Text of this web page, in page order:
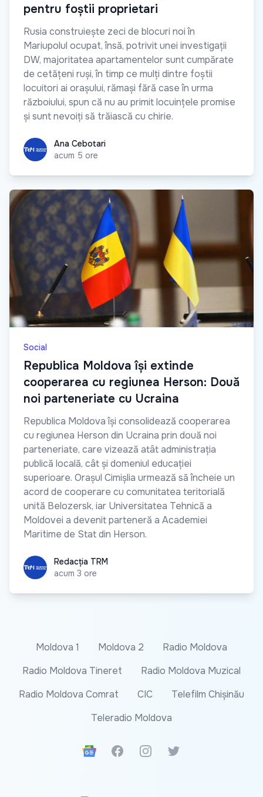
pentru foștii proprietari
Rusia construiește zeci de blocuri noi în
Mariupolul ocupat, însă, potrivit unei investigații
DW, majoritatea apartamentelor sunt cumpărate
de cetățeni ruși, în timp ce mulți dintre foștii
locuitori ai orașului, rămași fără case în urma
războiului, spun că nu au primit locuințele promise
și sunt nevoiți să trăiască cu chirie.
Ana CebotariAna Cebotari
acum 5 ore
Social
Republica Moldova își extinde
cooperarea cu regiunea Herson: Două
noi parteneriate cu Ucraina
Republica Moldova își consolidează cooperarea
cu regiunea Herson din Ucraina prin două noi
parteneriate, care vizează atât administrația
publică locală, cât și domeniul educației
superioare. Orașul Cimișlia urmează să încheie un
acord de cooperare cu comunitatea teritorială
unită Belozersk, iar Universitatea Tehnică a
Moldovei a devenit parteneră a Academiei
Maritime de Stat din Herson.
Redacția TRM
Redacția TRM
acum 3 ore
Moldova 1 Moldova 2
Radio Moldova
Radio Moldova Tineret
Radio Moldova Muzical
Radio Moldova Comrat
CIC
Telefilm Chișinău
Teleradio Moldova
Google News
FacebookInstagramTwitter